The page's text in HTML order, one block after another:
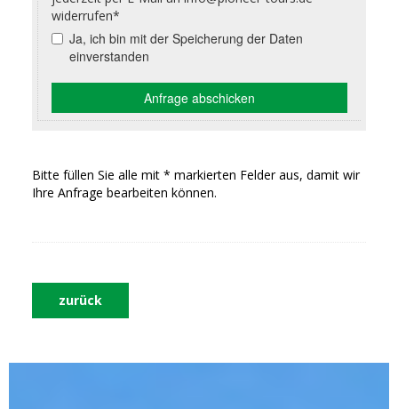
Bitte füllen Sie alle mit * markierten Felder aus, damit wir
Ihre Anfrage bearbeiten können.
zurück